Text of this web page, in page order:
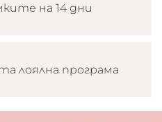
на 14 дни
лоялна програма